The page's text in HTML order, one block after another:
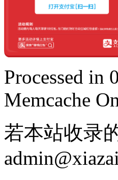
Processed in
Memcache
若本站收录